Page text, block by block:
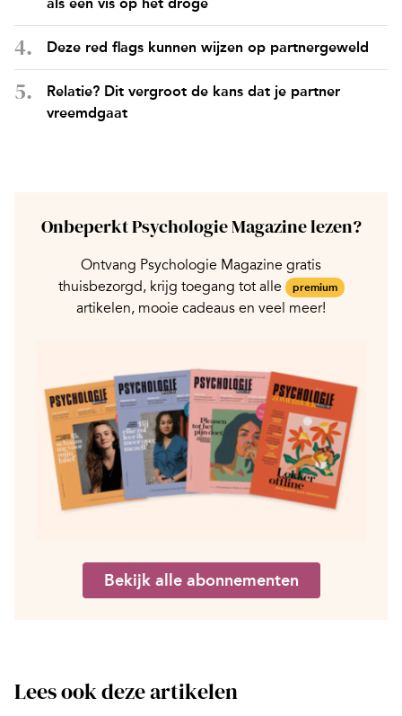
Deze red flags kunnen wijzen op partnergeweld
Relatie? Dit vergroot de kans dat je partner
vreemdgaat
Onbeperkt Psychologie Magazine lezen?
Ontvang Psychologie Magazine gratis
thuisbezorgd, krijg toegang tot alle
premium
artikelen, mooie cadeaus en veel meer!
Bekijk alle abonnementen
Lees ook deze artikelen